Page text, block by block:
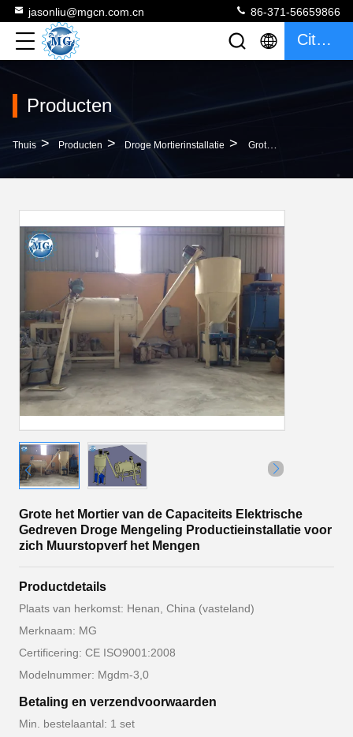
jasonliu@mgcn.com.cn 86-371-56659866
Citaat
Producten
Thuis > Producten > Droge Mortierinstallatie > Grote Het Mortier Van De Capaciteits Elektrische Gedreven Droge Mengeling Productieinstallatie Voor Zich Muurstopverf Het Mengen
Grote het Mortier van de Capaciteits Elektrische
Gedreven Droge Mengeling Productieinstallatie voor
zich Muurstopverf het Mengen
Productdetails
Plaats van herkomst: Henan, China (vasteland)
Merknaam: MG
Certificering: CE ISO9001:2008
Modelnummer: Mgdm-3,0
Betaling en verzendvoorwaarden
Min. bestelaantal: 1 set